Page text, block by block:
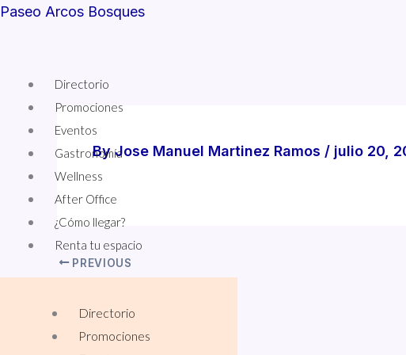
Skip
Paseo Arcos Bosques
Directorio
Promociones
Eventos
Gastronomía
Wellness
After Office
¿Cómo llegar?
Renta tu espacio
Directorio
Promociones
ByJose Manuel Martinez Ramos / julio 20,
PREVIOUS